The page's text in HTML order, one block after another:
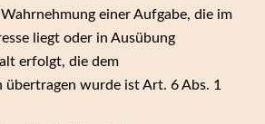
einer Aufgabe, die im
liegt oder in Ausübung
erfolgt, die dem
wurde ist Art. 6 Abs. 1